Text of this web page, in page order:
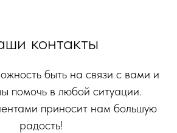
контакты
быть на связи с вами и
помочь в любой ситуации.
приносит нам большую
радость!